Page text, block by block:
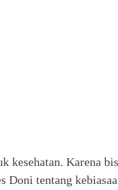
Karena
Doni tentang